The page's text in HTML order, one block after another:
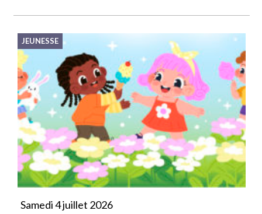
JEUNESSE
Samedi 4 juillet 2026